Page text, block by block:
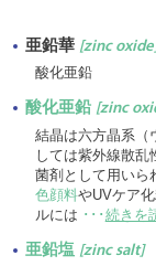
亜鉛華 [zinc
酸化亜鉛
酸化亜鉛 [zinc
結晶は六方晶系（
しては紫外線散乱
菌剤として用いら
色顔料やUVケア
ルには ･･･ 続きを
亜鉛塩 [zinc salt]